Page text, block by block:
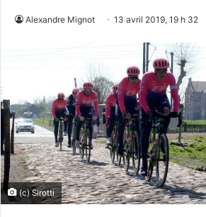
Alexandre Mignot 13 avril 2019, 19 h 32
(c) Sirotti